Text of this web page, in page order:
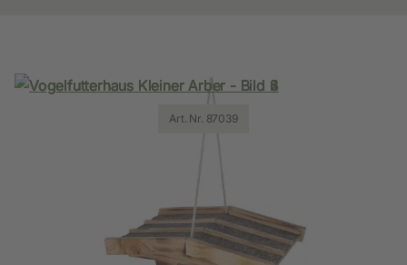
Art. Nr. 87039
Art. Nr. 87039
Art. Nr. 87039
Art. Nr. 87039
Art. Nr. 87039